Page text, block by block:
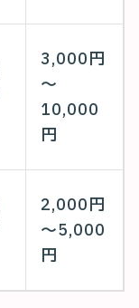
3,000円
～
10,000
円
2,000円
～5,000
円